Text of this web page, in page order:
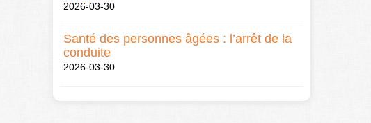
2026-03-30
Santé des personnes âgées : l’arrêt de la
conduite
2026-03-30